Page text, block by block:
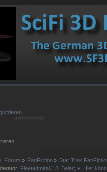
Forum» FanFiction » Star Trek
Fleetadmiral J.J. Belar) » Hier